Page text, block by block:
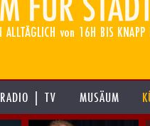
RADIO | TV MUSÄUM